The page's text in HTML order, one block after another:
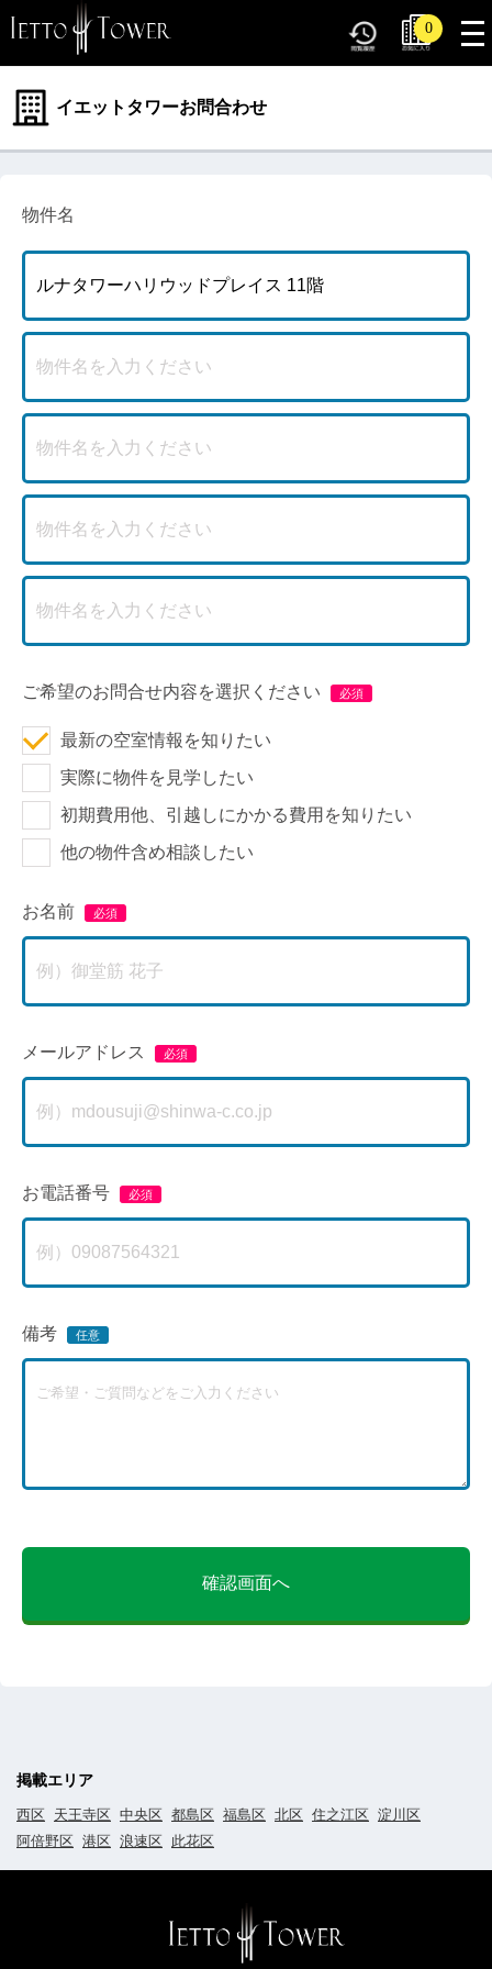
0
イエットタワーお問合わせ
物件名
ご希望のお問合せ内容を選択ください
最新の空室情報を知りたい
実際に物件を見学したい
初期費用他、引越しにかかる費用を知りたい
他の物件含め相談したい
お名前
メールアドレス
お電話番号
備考
確認画面へ
掲載エリア
西区 天王寺区 中央区 都島区 福島区 北区 住之江区 淀川区
阿倍野区 港区 浪速区 此花区